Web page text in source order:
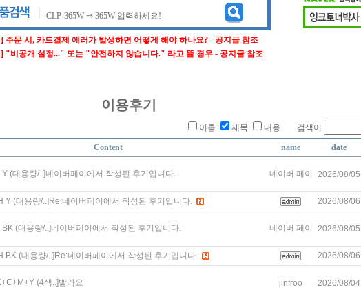
주문 시, 카드결제 에러가 발생하면 어떻게 해야 하나요? - 공지글 참조
"비공개 설정..." 또는 "안전하지 않습니다." 라고 뜰 경우 - 공지글 참조
이용후기
이름 제목 내용 검색어
Content name date
(대용량/..]네이버페이에서 작성된 후기입니다. 네이버 페이 2026/08/05
Y (대용량/..] Re:네이버페이에서 작성된 후기입니다. 2026/08/06
(대용량/..]네이버페이에서 작성된 후기입니다. 네이버 페이 2026/08/05
BK (대용량/..] Re:네이버페이에서 작성된 후기입니다. 2026/08/06
(4색..]빨라요 jinfroo 2026/08/04